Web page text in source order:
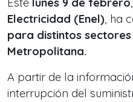
Electricidad (Enel), ha
para distintos
Metropolitana.
A partir de la
interrupción del